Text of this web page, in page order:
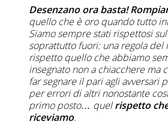
Desenzano ora basta!
quello che è oro quando tutto
Siamo sempre stati rispettosi
soprattutto fuori: una regola del
rispetto quello che abbiamo
insegnato non a chiacchere ma
far segnare il pari agli avversari
per errori di altri nonostante
primo posto… quelrispetto
riceviamo.